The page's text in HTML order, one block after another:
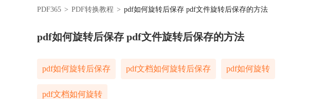
PDF365 > PDF转换教程 > pdf如何旋转后保存 pdf文件旋转后保存的方法
pdf如何旋转后保存 pdf文件旋转后保存的方法
pdf如何旋转后保存 pdf文档如何旋转后保存 pdf如何旋转
pdf文档如何旋转